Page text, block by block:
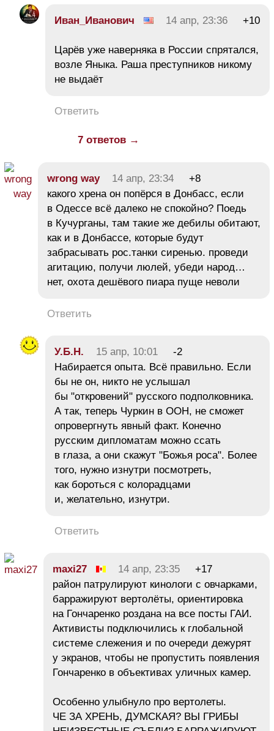
Иван_Иванович 14 апр, 23:36 +10
Царёв уже наверняка в России спрятался,
возле Яныка. Раша преступников никому
не выдаёт
Ответить
7 ответов →
wrong way 14 апр, 23:34
+8
какого хрена он попёрся в Донбасс, если
в Одессе всё далеко не спокойно? Поедь
в Кучурганы, там такие же дебилы обитают,
как и в Донбассе, которые будут
забрасывать рос.танки сиренью. проведи
агитацию, получи люлей, убеди народ…
нет, охота дешёвого пиара пуще неволи
Ответить
У.Б.Н. 15 апр, 10:01
-2
Набирается опыта. Всё правильно. Если
бы не он, никто не услышал
бы "откровений" русского подполковника.
А так, теперь Чуркин в ООН, не сможет
опровергнуть явный факт. Конечно
русским дипломатам можно ccaть
в глаза, а они скажут "Божья роса". Более
того, нужно изнутри посмотреть,
как бороться с колорадцами
и, желательно, изнутри.
Ответить
maxi27 14 апр, 23:35
+17
район патрулируют кинологи с овчарками,
барражируют вертолёты, ориентировка
на Гончаренко роздана на все посты ГАИ.
Активисты подключились к глобальной
системе слежения и по очереди дежурят
у экранов, чтобы не пропустить появления
Гончаренко в объективах уличных камер.
Особенно улыбнуло про вертолеты.
ЧЕ ЗА ХРЕНЬ, ДУМСКАЯ? ВЫ ГРИБЫ